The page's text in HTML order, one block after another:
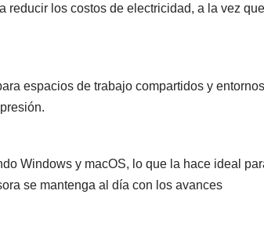
reducir los costos de electricidad, a la vez que
espacios de trabajo compartidos y entornos
Windows y macOS, lo que la hace ideal
se mantenga al día con los avances